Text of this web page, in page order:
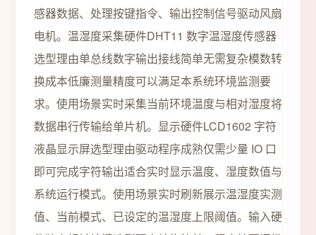
感器数据、处理按键指令、输出控制信号驱动风扇
电机。温湿度采集硬件DHT11 数字温湿度传感器
选型理由单总线数字输出接线简单无需复杂模数转
换成本低廉测量精度可以满足本系统环境监测要
求。使用场景实时采集当前环境温度与相对湿度将
数据串行传输给单片机。显示硬件LCD1602 字符
液晶显示屏选型理由驱动程序成熟仅需少量 IO 口
即可完成字符输出适合实时显示温度、湿度数值与
系统运行模式。使用场景实时刷新展示温湿度实测
值、当前模式、已设定的温湿度上限阈值。输入硬